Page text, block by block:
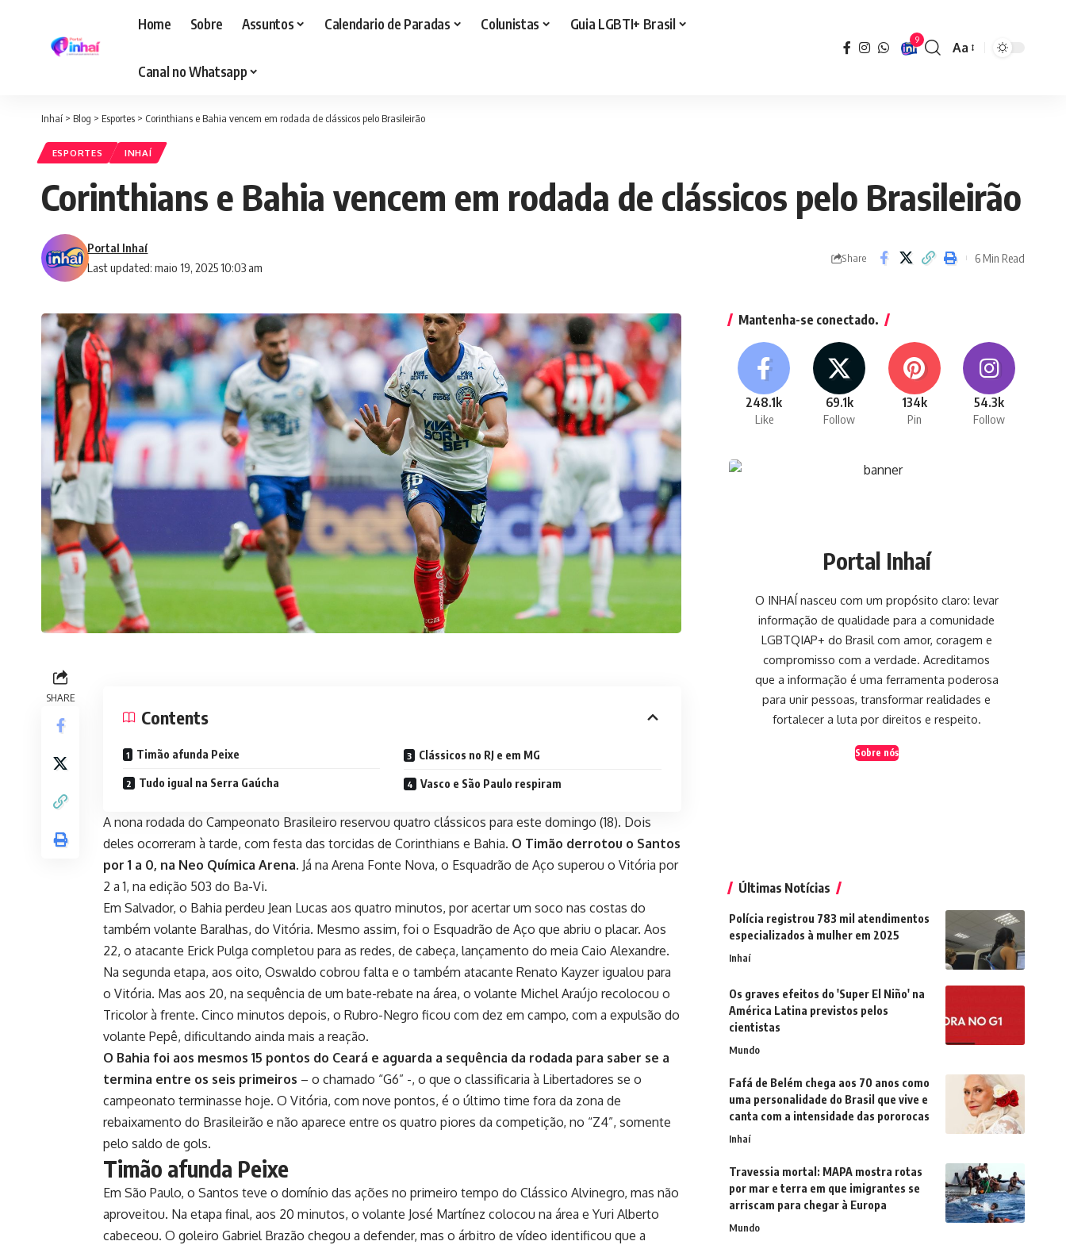
Home Sobre Assuntos Calendario de Paradas Colunistas Guia LGBTI+ Brasil
Canal no Whatsapp
9
Font
Aa
Inhaí > Blog > Esportes > Corinthians e Bahia vencem em rodada de clássicos pelo Brasileirão
ESPORTES INHAÍ
Corinthians e Bahia vencem em rodada de clássicos pelo Brasileirão
Last updated: maio 19, 2025 10:03 am
Portal Inhaí
Share 6 Min Read
SHARE
Contents
Timão afunda Peixe
Tudo igual na Serra Gaúcha
Clássicos no RJ e em MG
Vasco e São Paulo respiram
A nona rodada do Campeonato Brasileiro reservou quatro clássicos para este domingo (18). Dois
deles ocorreram à tarde, com festa das torcidas de Corinthians e Bahia. O Timão derrotou o Santos
por 1 a 0, na Neo Química Arena. Já na Arena Fonte Nova, o Esquadrão de Aço superou o Vitória por
2 a 1, na edição 503 do Ba-Vi.
Em Salvador, o Bahia perdeu Jean Lucas aos quatro minutos, por acertar um soco nas costas do
também volante Baralhas, do Vitória. Mesmo assim, foi o Esquadrão de Aço que abriu o placar. Aos
22, o atacante Erick Pulga completou para as redes, de cabeça, lançamento do meia Caio Alexandre.
Na segunda etapa, aos oito, Oswaldo cobrou falta e o também atacante Renato Kayzer igualou para
o Vitória. Mas aos 20, na sequência de um bate-rebate na área, o volante Michel Araújo recolocou o
Tricolor à frente. Cinco minutos depois, o Rubro-Negro ficou com dez em campo, com a expulsão do
volante Pepê, dificultando ainda mais a reação.
O Bahia foi aos mesmos 15 pontos do Ceará e aguarda a sequência da rodada para saber se a
termina entre os seis primeiros – o chamado “G6” -, o que o classificaria à Libertadores se o
campeonato terminasse hoje. O Vitória, com nove pontos, é o último time fora da zona de
rebaixamento do Brasileirão e não aparece entre os quatro piores da competição, no “Z4”, somente
pelo saldo de gols.
Timão afunda Peixe
Em São Paulo, o Santos teve o domínio das ações no primeiro tempo do Clássico Alvinegro, mas não
aproveitou. Na etapa final, aos 20 minutos, o volante José Martínez colocou na área e Yuri Alberto
cabeceou. O goleiro Gabriel Brazão chegou a defender, mas o árbitro de vídeo identificou que a
Mantenha-se conectado.
248.1k
Like
69.1k
Follow
134k
Pin
54.3k
Follow
Portal Inhaí
O INHAÍ nasceu com um propósito claro: levar
informação de qualidade para a comunidade
LGBTQIAP+ do Brasil com amor, coragem e
compromisso com a verdade. Acreditamos
que a informação é uma ferramenta poderosa
para unir pessoas, transformar realidades e
fortalecer a luta por direitos e respeito.
Sobre nós
Últimas Notícias
Polícia registrou 783 mil atendimentos
especializados à mulher em 2025
Inhaí
Os graves efeitos do 'Super El Niño' na
América Latina previstos pelos
cientistas
Mundo
Fafá de Belém chega aos 70 anos como
uma personalidade do Brasil que vive e
canta com a intensidade das pororocas
Inhaí
Travessia mortal: MAPA mostra rotas
por mar e terra em que imigrantes se
arriscam para chegar à Europa
Mundo